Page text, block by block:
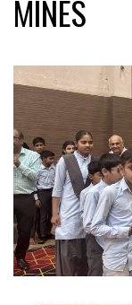
MINES